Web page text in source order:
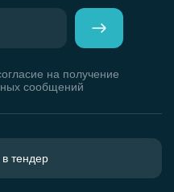
на получение
сообщений
в тендер